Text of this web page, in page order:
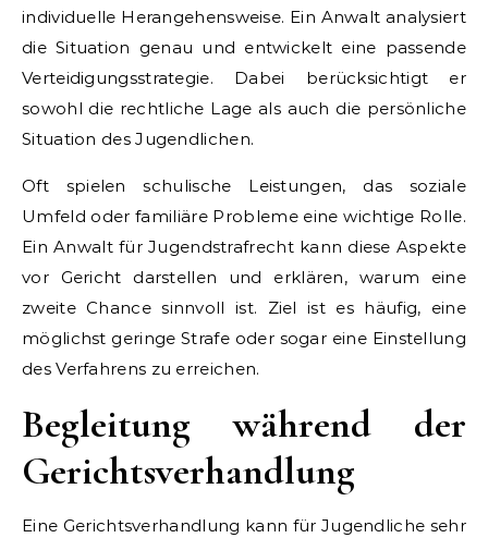
individuelle Herangehensweise. Ein Anwalt analysiert
die Situation genau und entwickelt eine passende
Verteidigungsstrategie. Dabei berücksichtigt er
sowohl die rechtliche Lage als auch die persönliche
Situation des Jugendlichen.
Oft spielen schulische Leistungen, das soziale
Umfeld oder familiäre Probleme eine wichtige Rolle.
Ein Anwalt für Jugendstrafrecht kann diese Aspekte
vor Gericht darstellen und erklären, warum eine
zweite Chance sinnvoll ist. Ziel ist es häufig, eine
möglichst geringe Strafe oder sogar eine Einstellung
des Verfahrens zu erreichen.
Begleitung während der
Gerichtsverhandlung
Eine Gerichtsverhandlung kann für Jugendliche sehr